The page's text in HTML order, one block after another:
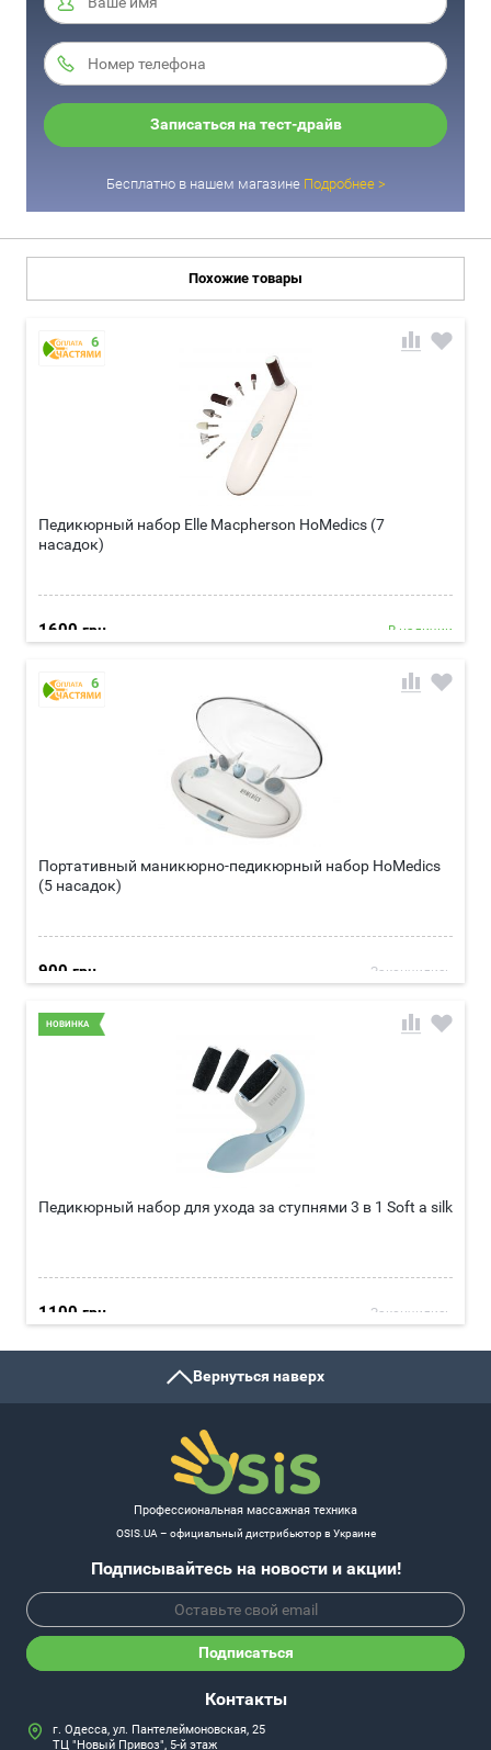
Записаться на тест-драйв
Бесплатно в нашем магазине Подробнее >
Похожие товары
6
Педикюрный набор Elle Macpherson HoMedics (7
насадок)
1600 грн В наличии
Портативный и удобный набор; 7 насадок для ухода за ногтями;
Две скорости вращения насадок: высокая 8600±1500 и низкая
6000±1500; Питание от двух пальчиковых батареек типа АА
6
Портативный маникюрно-педикюрный набор HoMedics
(5 насадок)
900 грн Закончились
5 профессиональных инструментов для подпиливания и
полировки ногтей для придания им формы, а также для
удаления сухой и огрубевшей кожи; Надежная конструкция всех
инструментов для подпиливания ногтей и придания им фирмы
обеспечивает многолетнюю безотказную работу; Две скорости
работы: низкая 7000±1500 и высокая 10000±2000; Футляр для
хранения обеспечивающий удобное размещение защиту и
НОВИНКА
Педикюрный набор для ухода за ступнями 3 в 1 Soft a silk
1100 грн Закончились
Автоматическая роликовая пилка для ухода за кожей ступней; 3
вращения роликовых насадок; Эргономичный дизайн ручки с
прорезиненной поверхностью рукоятки; Работа от батареек (3 ×
ААА); Мотор повышенной мощности для эффективной и
Вернуться наверх
Профессиональная массажная техника
OSIS.UA – официальный дистрибьютор в Украине
Подписывайтесь на новости и акции!
Подписаться
Контакты
г. Одесса, ул. Пантелеймоновская, 25
ТЦ "Новый Привоз", 5-й этаж